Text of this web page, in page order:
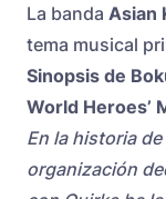
La banda Asian
tema musical
Sinopsis de
World Heroes’
En la historia
organización